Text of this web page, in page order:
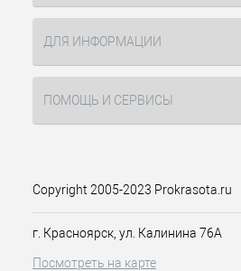
ДЛЯ ИНФОРМАЦИИ
ПОМОЩЬ И СЕРВИСЫ
Copyright 2005-2023 Prokrasota.ru
г. Красноярск, ул. Калинина 76А
Посмотреть на карте